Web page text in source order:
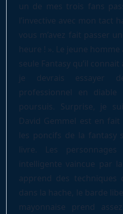
un de mes trois fans
l’invective avec mon tact
vous m’avez fait passer
heure ! ». Le jeune homme
seule Fantasy qu’il
je devrais essayer
professionnel en
poursuis. Surprise, je
David Gemmel est en
les poncifs de la fantasy
livre. Les
intelligente vaincue par
apprend des techniques
dans la hache, le barde
mayonnaise prend